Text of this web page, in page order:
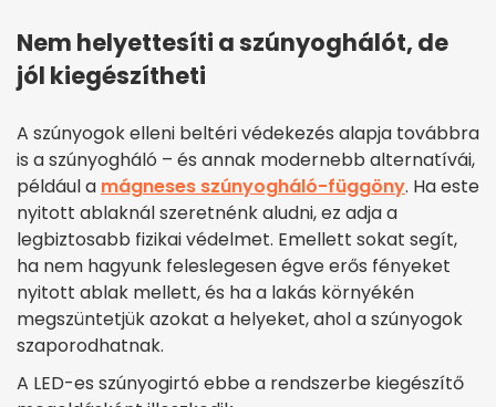
Nem helyettesíti a szúnyoghálót, de
jól kiegészítheti
A szúnyogok elleni beltéri védekezés alapja továbbra
is a szúnyogháló – és annak modernebb alternatívái,
például a mágneses szúnyogháló-függöny. Ha este
nyitott ablaknál szeretnénk aludni, ez adja a
legbiztosabb fizikai védelmet. Emellett sokat segít,
ha nem hagyunk feleslegesen égve erős fényeket
nyitott ablak mellett, és ha a lakás környékén
megszüntetjük azokat a helyeket, ahol a szúnyogok
szaporodhatnak.
A LED-es szúnyogirtó ebbe a rendszerbe kiegészítő